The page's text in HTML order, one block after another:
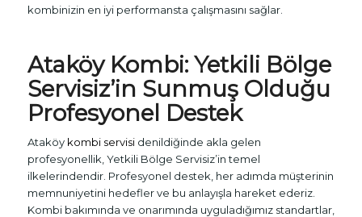
kombinizin en iyi performansta çalışmasını sağlar.
Ataköy Kombi: Yetkili Bölge
Servisiz’in Sunmuş Olduğu
Profesyonel Destek
Ataköy kombi servisidenildiğinde akla gelen
profesyonellik, Yetkili Bölge Servisiz’in temel
ilkelerindendir. Profesyonel destek, her adımda müşterinin
memnuniyetini hedefler ve bu anlayışla hareket ederiz.
Kombi bakımında ve onarımında uyguladığımız standartlar,